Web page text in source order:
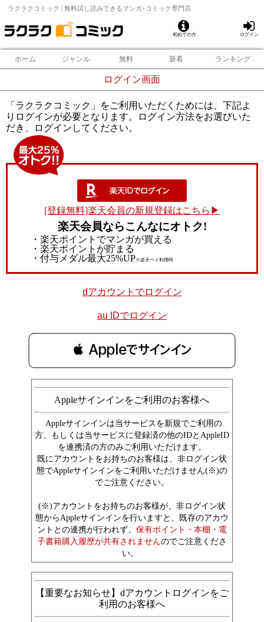
ラクラクコミック | 無料試し読みできるマンガ･コミック専門店
初めての方 ログイン
ホーム ジャンル 無料 新着 ランキング
ログイン画面
「ラクラクコミック」をご利用いただくためには、下記よ
りログインが必要となります。ログイン方法をお選びいた
だき、ログインしてください。
[登録無料]楽天会員の新規登録はこちら▶
楽天会員ならこんなにオトク!
・楽天ポイントでマンガが買える
・楽天ポイントが貯まる
・付与メダル最大25%UP※楽天ペイ利用時
dアカウントでログイン
au IDでログイン
 Appleでサインイン
Appleサインインをご利用のお客様へ
Appleサインインは当サービスを新規でご利用の
方、もしくは当サービスに登録済の他のIDとAppleID
を連携済の方のみご利用いただけます。
既にアカウントをお持ちのお客様は、非ログイン状
態でAppleサインインをご利用いただけません(※)の
でご注意ください。
(※)アカウントをお持ちのお客様が、非ログイン状
態からAppleサインインを行いますと、既存のアカウ
ントとの連携が行われず、 保有ポイント・本棚・電
子書籍購入履歴が共有されませんのでご注意くださ
い。
【重要なお知らせ】dアカウントログインをご
利用のお客様へ